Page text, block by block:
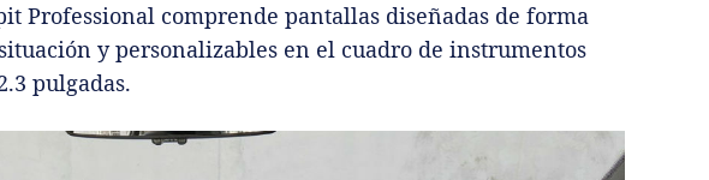
Professional comprende pantallas diseñadas de forma
y personalizables en el cuadro de instrumentos
pulgadas.